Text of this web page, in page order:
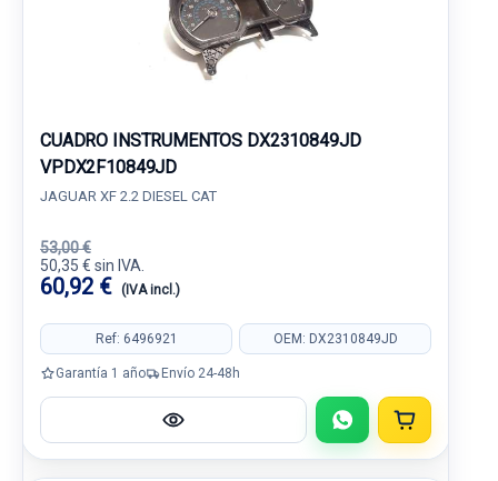
CUADRO INSTRUMENTOS DX2310849JD
VPDX2F10849JD
JAGUAR XF 2.2 DIESEL CAT
53,00 €
50,35 € sin IVA.
60,92 € (IVA incl.)
Ref: 6496921 OEM: DX2310849JD
Garantía 1 año Envío 24-48h